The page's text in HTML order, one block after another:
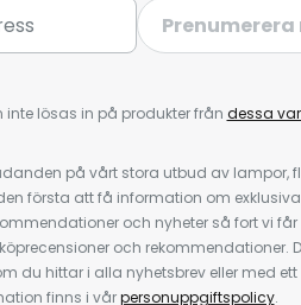
Prenumerera
inte lösas in på produkter från dessa
på vårt stora utbud av lampor,
första att få information om
och nyheter så fort vi
och rekommendationer.
du hittar i alla nyhetsbrev eller med
finns i vårpersonuppgiftspolicy.